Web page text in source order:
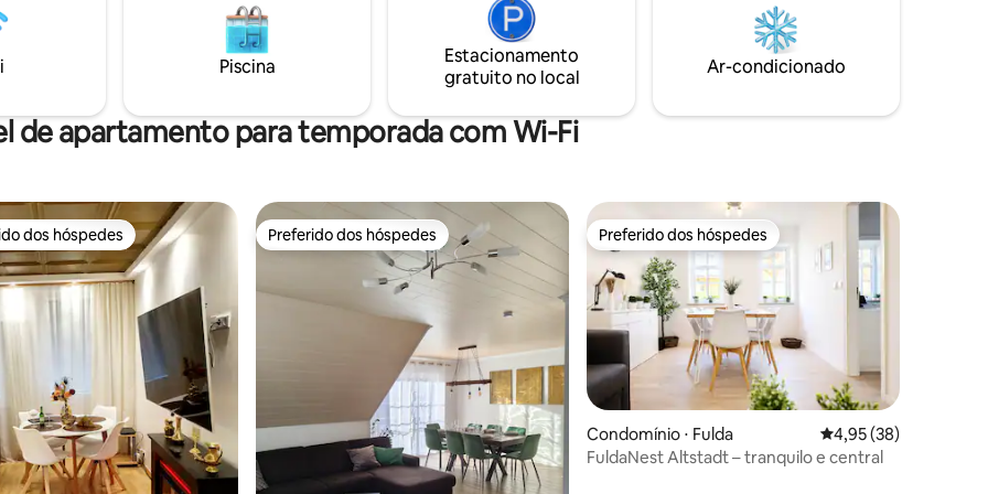
castelo da cidade, jardim do
da cidade, etc. O imposto
da cidade de Fulda é de 2 € por
noite.
aberto e cozinha totalmente equipada,
certamente impressionará. O ambiente
acolhedor de um fogão a lenha e uma
banheira convidam você a relaxar e
banheiro separado. A cozinha também é
moderna e bem equipada. Localizado em
uma área muito tranquila, com a floresta
e o prado da Rhön bem na frente da
Piscina
Estacionamento
gratuito no local
Ar-condicionado
de apartamento para temporada com Wi-Fi
preferidos dos hóspedes
dos hóspedes Preferido dos hóspedes
Preferido dos hóspedes Preferido dos hóspedes
Preferido dos hóspedes
Condomínio ⋅ Fulda 4,95 de uma
4,95 (38)
FuldaNest Altstadt – tranquilo e central